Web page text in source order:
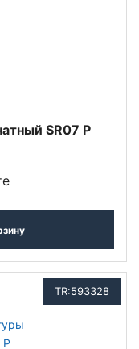
SR07 P
TR:593328